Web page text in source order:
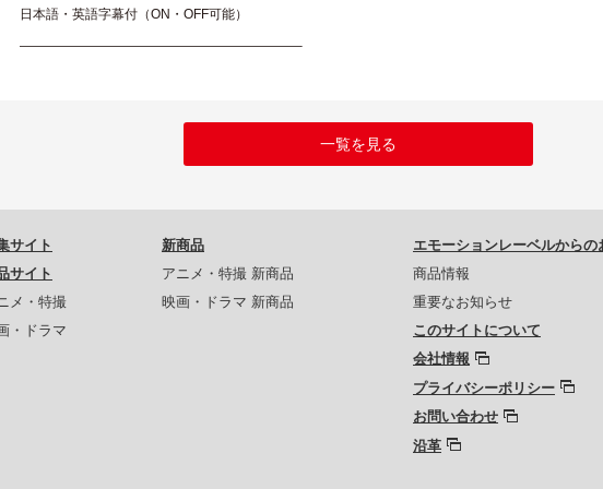
日本語・英語字幕付（ON・OFF可能）
—————————————————————–
一覧を見る
サイト
サイト
メ・特撮
・ドラマ
新商品
アニメ・特撮 新商品
映画・ドラマ 新商品
エモーションレーベルからの
商品情報
重要なお知らせ
このサイトについて
会社情報
プライバシーポリシー
お問い合わせ
沿革